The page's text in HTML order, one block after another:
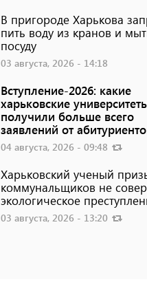
В пригороде Харькова
пить воду из кранов и
посуду
03 августа, 2026 - 14:18
Вступление-2026: какие
харьковские
получили больше всего
заявлений от
04 августа, 2026 - 09:48
Харьковский ученый
коммунальщиков не
экологическое
03 августа, 2026 - 13:20